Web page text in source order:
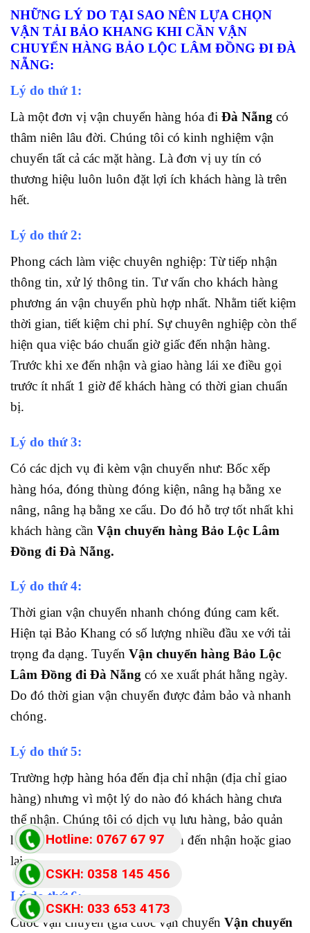
NHỮNG LÝ DO TẠI SAO NÊN LỰA CHỌN
VẬN TẢI BẢO KHANG KHI CẦN VẬN
CHUYỂN HÀNG BẢO LỘC LÂM ĐỒNG ĐI ĐÀ
NẴNG:
Lý do thứ 1:
Là một đơn vị vận chuyển hàng hóa đi Đà Nẵng có
thâm niên lâu đời. Chúng tôi có kinh nghiệm vận
chuyển tất cả các mặt hàng. Là đơn vị uy tín có
thương hiệu luôn luôn đặt lợi ích khách hàng là trên
hết.
Lý do thứ 2:
Phong cách làm việc chuyên nghiệp: Từ tiếp nhận
thông tin, xử lý thông tin. Tư vấn cho khách hàng
phương án vận chuyển phù hợp nhất. Nhằm tiết kiệm
thời gian, tiết kiệm chi phí. Sự chuyên nghiệp còn thể
hiện qua việc báo chuẩn giờ giấc đến nhận hàng.
Trước khi xe đến nhận và giao hàng lái xe điều gọi
trước ít nhất 1 giờ để khách hàng có thời gian chuẩn
bị.
Lý do thứ 3:
Có các dịch vụ đi kèm vận chuyển như: Bốc xếp
hàng hóa, đóng thùng đóng kiện, nâng hạ bằng xe
nâng, nâng hạ bằng xe cẩu. Do đó hỗ trợ tốt nhất khi
khách hàng cần Vận chuyển hàng Bảo Lộc Lâm
Đồng đi Đà Nẵng.
Lý do thứ 4:
Thời gian vận chuyển nhanh chóng đúng cam kết.
Hiện tại Bảo Khang có số lượng nhiều đầu xe với tải
trọng đa dạng. Tuyến Vận chuyển hàng Bảo Lộc
Lâm Đồng đi Đà Nẵng có xe xuất phát hằng ngày.
Do đó thời gian vận chuyển được đảm bảo và nhanh
chóng.
Lý do thứ 5:
Trường hợp hàng hóa đến địa chỉ nhận (địa chỉ giao
hàng) nhưng vì một lý do nào đó khách hàng chưa
thể nhận. Chúng tôi có dịch vụ lưu hàng, bảo quản
hàng hóa tại kho bãi. Chờ khách đến nhận hoặc giao
lại.
Lý do thứ 6:
Cước vận chuyển (giá cước vận chuyển Vận chuyển
Hotline: 0767 67 97
87
CSKH: 033 653 4173
CSKH: 0358 145 456